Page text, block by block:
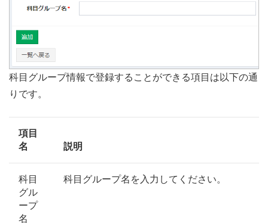
科目グループ情報で登録することができる項目は以下の通
りです。
項目
名
説明
科目
グル
ープ
名
科目グループ名を入力してください。